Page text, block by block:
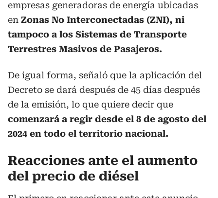
empresas generadoras de energía ubicadas
en Zonas No Interconectadas (ZNI), ni
tampoco a los Sistemas de Transporte
Terrestres Masivos de Pasajeros.
De igual forma, señaló que la aplicación del
Decreto se dará después de 45 días después
de la emisión, lo que quiere decir que
comenzará a regir desde el 8 de agosto del
2024 en todo el territorio nacional.
Reacciones ante el aumento
del precio de diésel